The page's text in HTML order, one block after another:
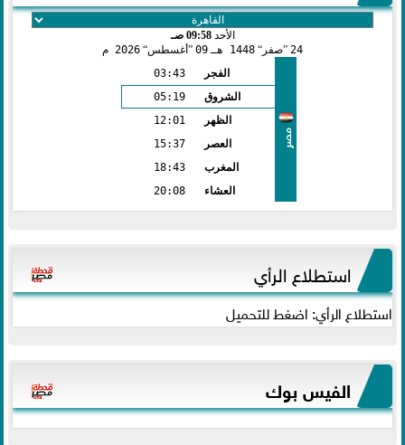
الأحد09:58 صـ
24 صفر 1448 هـ 09 أغسطس 2026 م
مصر
الفجر
03:43
الشروق
05:19
الظهر
12:01
العصر
15:37
المغرب
18:43
العشاء
20:08
استطلاع الرأي
استطلاع الرأي: اضغط للتحميل
الفيس بوك